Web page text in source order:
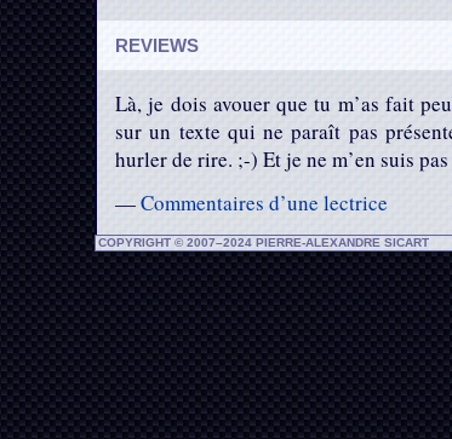
REVIEWS
Là, je dois avouer que tu m’as fait
sur un texte qui ne paraît pas
hurler de rire. ;-) Et je ne m’en suis
—Commentaires d’une lectrice
COPYRIGHT © 2007–2024 PIERRE-ALEXANDRE SICART